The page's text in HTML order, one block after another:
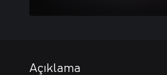
Açıklama